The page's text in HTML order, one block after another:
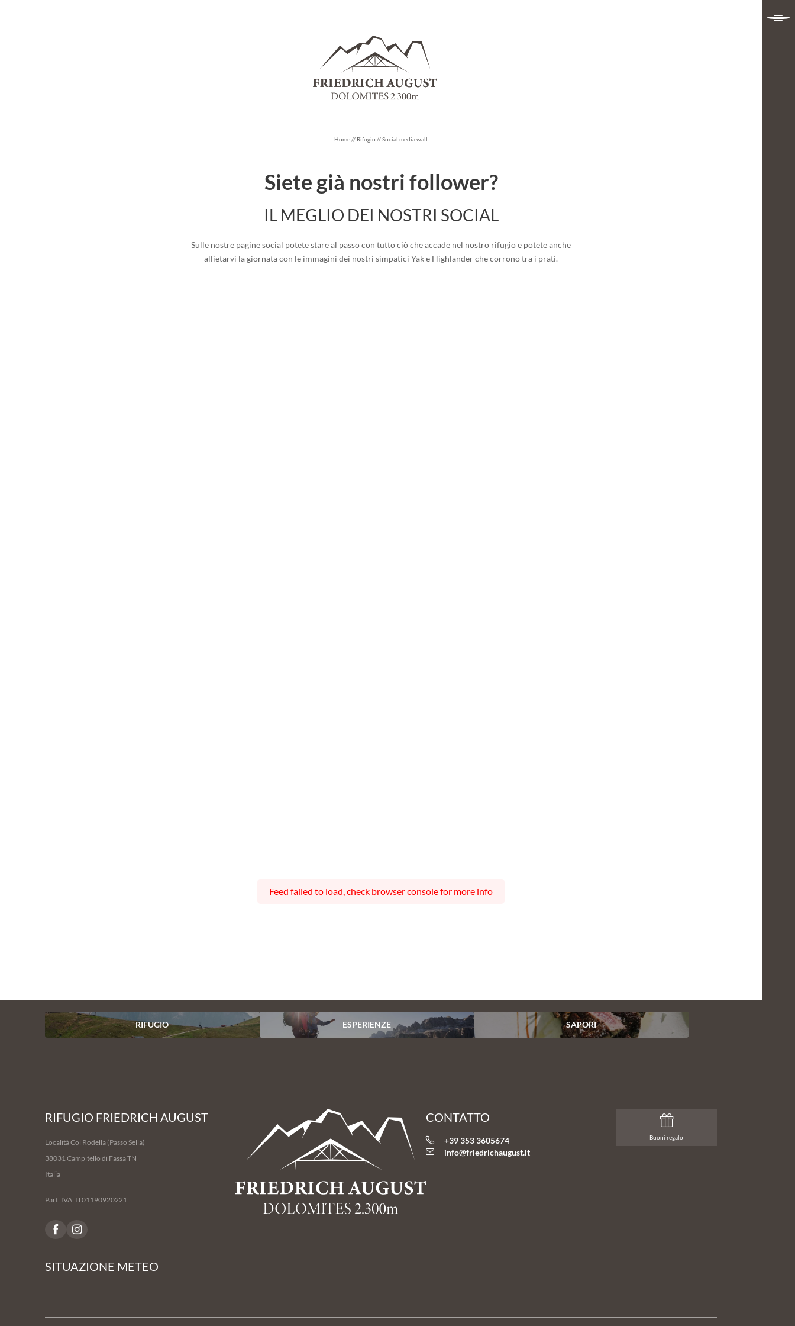
Home// Rifugio //Social media wall
Siete già nostri follower?
IL MEGLIO DEI NOSTRI SOCIAL
Sulle nostre pagine social potete stare al passo con tutto ciò che accade nel nostro rifugio e potete anche
allietarvi la giornata con le immagini dei nostri simpatici Yak e Highlander che corrono tra i prati.
Feed failed to load, check browser console for more info
RIFUGIO ESPERIENZE SAPORI
RIFUGIO FRIEDRICH AUGUST
Località Col Rodella (Passo Sella)
38031 Campitello di Fassa TN
Italia
Part. IVA: IT01190920221
SITUAZIONE METEO
CONTATTO
+39 353 3605674
info@friedrichaugust.it
Buoni regalo